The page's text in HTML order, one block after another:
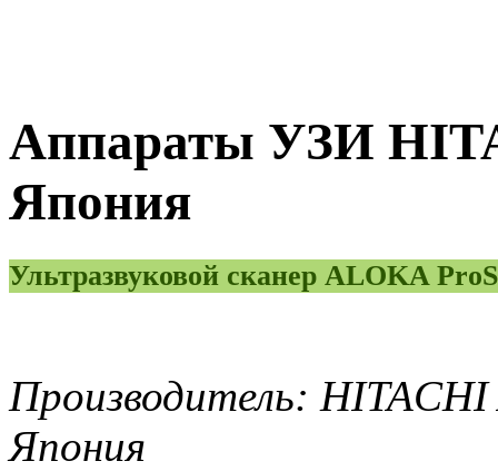
Аппараты УЗИ
Япония
Ультразвуковой сканер ALOKA
Производитель:
Япония